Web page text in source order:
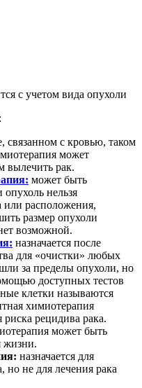
с учетом вида опухоли
связанном с кровью, таком
может
вылечить рак.
может быть
нельзя
или расположения,
размер опухоли
возможной.
назначается после
для «очистки» любых
за пределы опухоли, но
доступных тестов
клетки называются
химиотерапия
рецидива рака.
может быть
жизни.
назначается для
не для лечения рака